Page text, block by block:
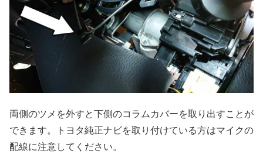
両側のツメを外すと下側のコラムカバーを取り出すことが
できます。トヨタ純正ナビを取り付けている方はマイクの
配線に注意してください。